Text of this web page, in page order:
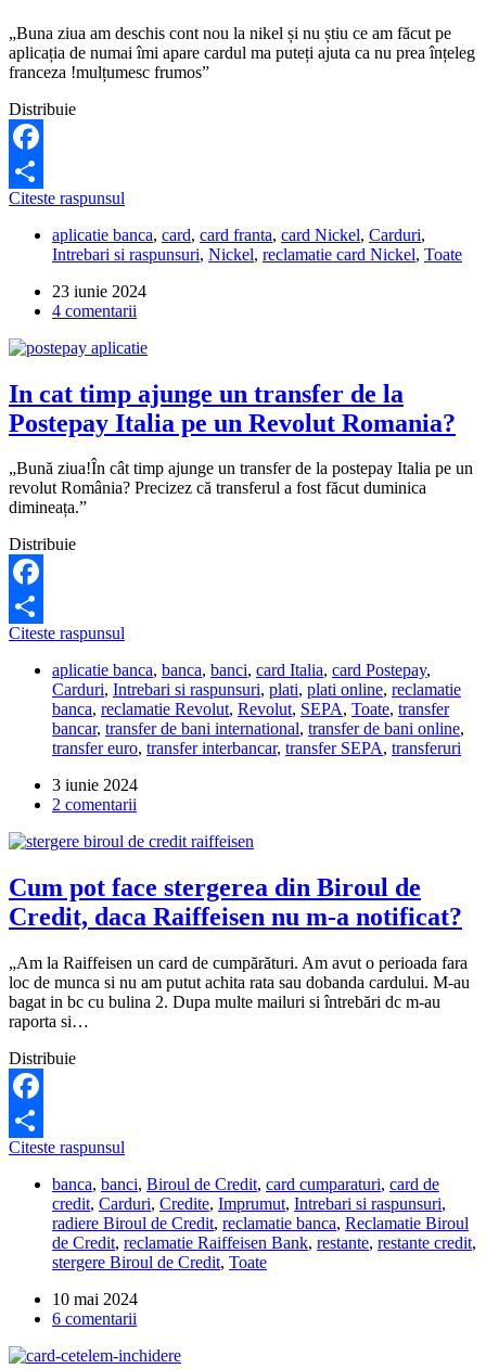
„Buna ziua am deschis cont nou la nikel și nu știu ce am făcut pe
aplicația de numai îmi apare cardul ma puteți ajuta ca nu prea înțeleg
franceza !mulțumesc frumos”
Distribuie
Facebook
Partajează
Citeste raspunsul
nu
mai
cardul
in
Nickel?
aplicatie banca, card, card franta, card Nickel, Carduri,
Intrebari si raspunsuri, Nickel, reclamatie card Nickel, Toate
23 iunie 2024
4 comentarii
In cat timp ajunge un transfer de la
Postepay Italia pe un Revolut Romania?
„Bună ziua!În cât timp ajunge un transfer de la postepay Italia pe un
revolut România? Precizez că transferul a fost făcut duminica
dimineața.”
Distribuie
Facebook
Partajează
Citeste raspunsul
timp
ajunge
un
transfer
de
Postepay
Italia
un
Romania?
aplicatie banca, banca, banci, card Italia, card Postepay,
Carduri, Intrebari si raspunsuri, plati, plati online, reclamatie
banca, reclamatie Revolut, Revolut, SEPA, Toate, transfer
bancar, transfer de bani international, transfer de bani online,
transfer euro, transfer interbancar, transfer SEPA, transferuri
3 iunie 2024
2 comentarii
Cum pot face stergerea din Biroul de
Credit, daca Raiffeisen nu m-a notificat?
„Am la Raiffeisen un card de cumpărături. Am avut o perioada fara
loc de munca si nu am putut achita rata sau dobanda cardului. M-au
bagat in bc cu bulina 2. Dupa multe mailuri si întrebări dc m-au
raporta si…
Distribuie
Facebook
Partajează
Citeste raspunsul
face
stergerea
din
Biroul
de
daca
Raiffeisen
m-
banca, banci, Biroul de Credit, card cumparaturi, card de
credit, Carduri, Credite, Imprumut, Intrebari si raspunsuri,
radiere Biroul de Credit, reclamatie banca, Reclamatie Biroul
de Credit, reclamatie Raiffeisen Bank, restante, restante credit,
stergere Biroul de Credit, Toate
10 mai 2024
6 comentarii